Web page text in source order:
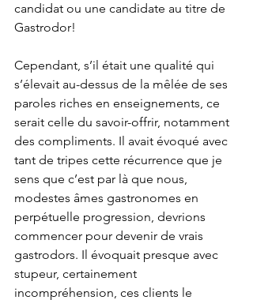
candidat ou une candidate au titre de
Gastrodor!
Cependant, s’il était une qualité qui
s’élevait au-dessus de la mêlée de ses
paroles riches en enseignements, ce
serait celle du savoir-offrir, notamment
des compliments. Il avait évoqué avec
tant de tripes cette récurrence que je
sens que c’est par là que nous,
modestes âmes gastronomes en
perpétuelle progression, devrions
commencer pour devenir de vrais
gastrodors. Il évoquait presque avec
stupeur, certainement
incompréhension, ces clients le